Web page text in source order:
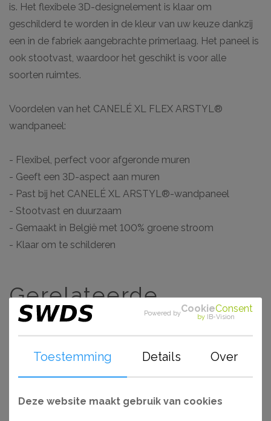
is. Het flexibele 3D-designelement is klaar om
geschilderd te worden in de kleur van uw keuze dankzij
een in de fabriek aangebrachte primerlaag. Het paneel is
ook stootvast, waardoor het geschikt is voor alle
soorten ruimtes.
Voordelen van het CANELÉ XL FLEX ARSTYL®
wandpaneel:
- Flexibel, perfect voor afgeronde muren
- Geeft een 3D-aspect aan muren
- Past bij het CANELÉ XL ARSTYL®-wandpaneel
- Stootvast en duurzaam
- Gemaakt in België met 100% groene stroom
- Klaar om te schilderen
Gerelateerde
artikelen
Aanbieding
Powered byCookieConsent
by IB-Vision
Toestemming Details Over
Deze website maakt gebruik van cookies